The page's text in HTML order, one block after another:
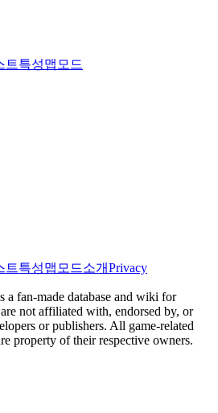
트특성맵 모드
트특성맵 모드소개Privacy
a fan-made database and wiki for
not affiliated with, endorsed by, or
or publishers. All game-related
property of their respective owners.